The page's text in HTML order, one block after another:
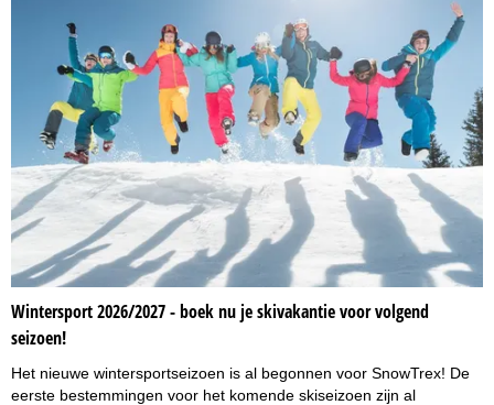
Wintersport 2026/2027 - boek nu je skivakantie voor volgend
seizoen!
Het nieuwe wintersportseizoen is al begonnen voor SnowTrex! De
eerste bestemmingen voor het komende skiseizoen zijn al